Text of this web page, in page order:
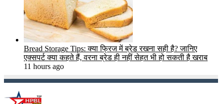
Bread Storage Tips: क्या फ्रिज में ब्रेड रखना सही है? जानिए
एक्सपर्ट क्या कहते हैं, वरना ब्रेड ही नहीं सेहत भी हो सकती है खराब
11 hours ago